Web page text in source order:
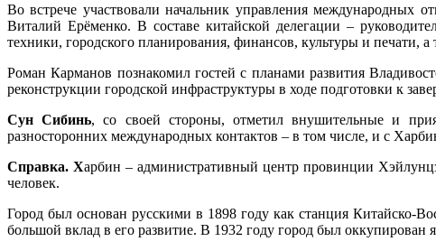
Во встрече участвовали начальник управления международных
Виталий Ерёменко. В составе китайской делегации –
техники, городского планирования, финансов, культуры и печати,
Роман Карманов познакомил гостей с планами развития
реконструкции городской инфраструктуры в ходе подготовки к
Сун Сибинь, со своей стороны, отметил внушительные и
разносторонних международных контактов – в том числе, и с
Справка. Харбин – административный центр провинции
человек.
Город был основан русскими в 1898 году как станция
большой вклад в его развитие. В 1932 году город был